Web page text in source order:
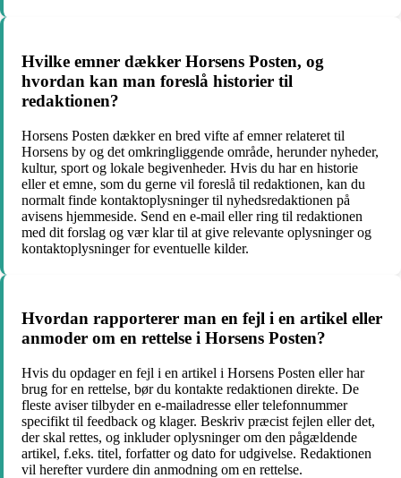
Hvilke emner dækker Horsens Posten, og
hvordan kan man foreslå historier til
redaktionen?
Horsens Posten dækker en bred vifte af emner relateret til
Horsens by og det omkringliggende område, herunder nyheder,
kultur, sport og lokale begivenheder. Hvis du har en historie
eller et emne, som du gerne vil foreslå til redaktionen, kan du
normalt finde kontaktoplysninger til nyhedsredaktionen på
avisens hjemmeside. Send en e-mail eller ring til redaktionen
med dit forslag og vær klar til at give relevante oplysninger og
kontaktoplysninger for eventuelle kilder.
Hvordan rapporterer man en fejl i en artikel eller
anmoder om en rettelse i Horsens Posten?
Hvis du opdager en fejl i en artikel i Horsens Posten eller har
brug for en rettelse, bør du kontakte redaktionen direkte. De
fleste aviser tilbyder en e-mailadresse eller telefonnummer
specifikt til feedback og klager. Beskriv præcist fejlen eller det,
der skal rettes, og inkluder oplysninger om den pågældende
artikel, f.eks. titel, forfatter og dato for udgivelse. Redaktionen
vil herefter vurdere din anmodning om en rettelse.